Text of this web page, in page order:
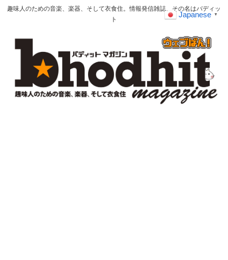
趣味人のための音楽、楽器、そして衣食住。情報発信雑誌、その名はバディッ
ト
Japanese ▼